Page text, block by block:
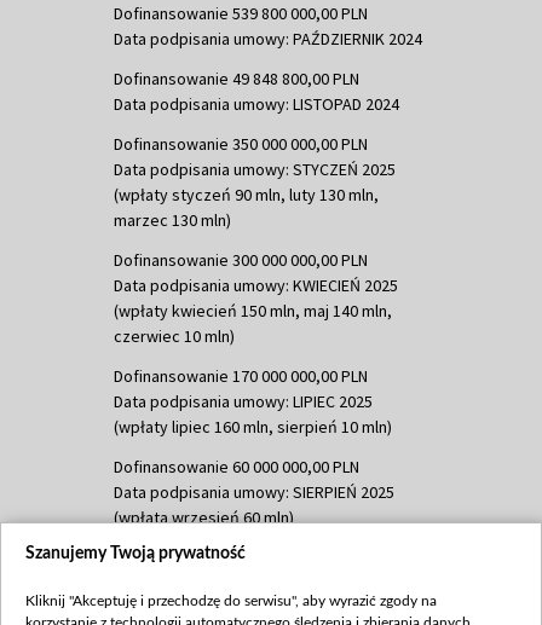
Dofinansowanie 539 800 000,00 PLN
Data podpisania umowy: PAŹDZIERNIK 2024
Dofinansowanie 49 848 800,00 PLN
Data podpisania umowy: LISTOPAD 2024
Dofinansowanie 350 000 000,00 PLN
Data podpisania umowy: STYCZEŃ 2025
(wpłaty styczeń 90 mln, luty 130 mln,
marzec 130 mln)
Dofinansowanie 300 000 000,00 PLN
Data podpisania umowy: KWIECIEŃ 2025
(wpłaty kwiecień 150 mln, maj 140 mln,
czerwiec 10 mln)
Dofinansowanie 170 000 000,00 PLN
Data podpisania umowy: LIPIEC 2025
(wpłaty lipiec 160 mln, sierpień 10 mln)
Dofinansowanie 60 000 000,00 PLN
Data podpisania umowy: SIERPIEŃ 2025
(wpłata wrzesień 60 mln)
Dofinansowanie 635 783 051,21 PLN
(wpłata wrzesień 100 mln, październik 350
Szanujemy Twoją prywatność
Kliknij "Akceptuję i przechodzę do serwisu", aby wyrazić zgody na